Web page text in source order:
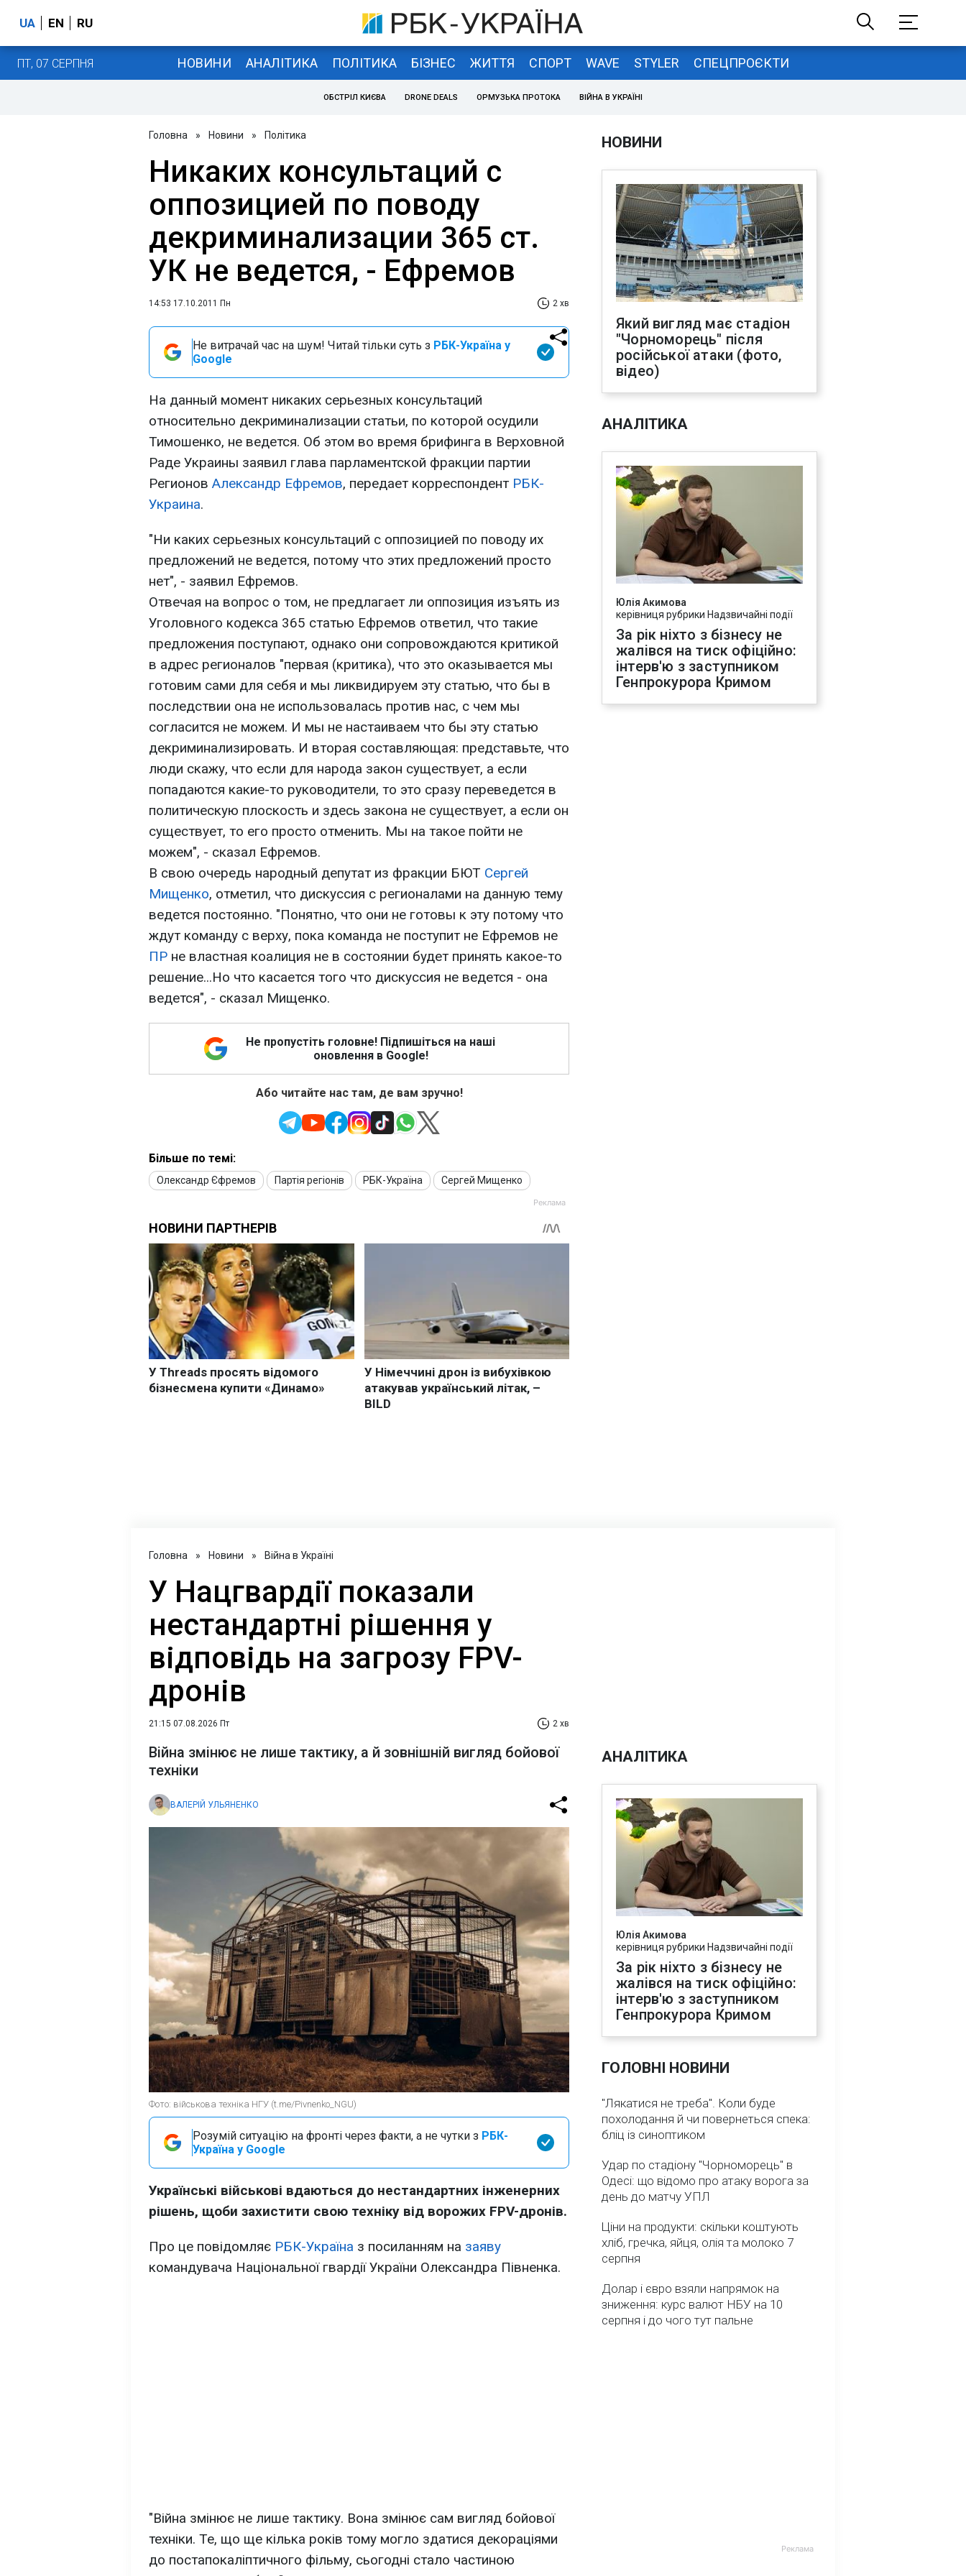
UA EN RU
ПТ, 07 СЕРПНЯ НОВИНИ АНАЛІТИКА ПОЛІТИКА БІЗНЕС ЖИТТЯ СПОРТ WAVE STYLER СПЕЦПРОЄКТИ
ОБСТРІЛ КИЄВА DRONE DEALS ОРМУЗЬКА ПРОТОКА ВІЙНА В УКРАЇНІ
Головна » Новини » Політика
Никаких консультаций с
оппозицией по поводу
декриминализации 365 ст.
УК не ведется, - Ефремов
14:53 17.10.2011 Пн 2 хв
Не витрачай час на шум! Читай тільки суть з РБК-Україна у
Google
На данный момент никаких серьезных консультаций
относительно декриминализации статьи, по которой осудили
Тимошенко, не ведется. Об этом во время брифинга в Верховной
Раде Украины заявил глава парламентской фракции партии
Регионов Александр Ефремов, передает корреспондент РБК-
Украина.
"Ни каких серьезных консультаций с оппозицией по поводу их
предложений не ведется, потому что этих предложений просто
нет", - заявил Ефремов.
Отвечая на вопрос о том, не предлагает ли оппозиция изъять из
Уголовного кодекса 365 статью Ефремов ответил, что такие
предложения поступают, однако они сопровождаются критикой
в адрес регионалов "первая (критика), что это оказывается мы
готовим сами для себя и мы ликвидируем эту статью, что бы в
последствии она не использовалась против нас, с чем мы
согласится не можем. И мы не настаиваем что бы эту статью
декриминализировать. И вторая составляющая: представьте, что
люди скажу, что если для народа закон существует, а если
попадаются какие-то руководители, то это сразу переведется в
политическую плоскость и здесь закона не существует, а если он
существует, то его просто отменить. Мы на такое пойти не
можем", - сказал Ефремов.
В свою очередь народный депутат из фракции БЮТ Сергей
Мищенко, отметил, что дискуссия с регионалами на данную тему
ведется постоянно. "Понятно, что они не готовы к эту потому что
ждут команду с верху, пока команда не поступит не Ефремов не
ПР не властная коалиция не в состоянии будет принять какое-то
решение...Но что касается того что дискуссия не ведется - она
ведется", - сказал Мищенко.
Не пропустіть головне! Підпишіться на наші
оновлення в Google!
Або читайте нас там, де вам зручно!
Більше по темі:
Олександр Єфремов Партія регіонів РБК-Україна Сергей Мищенко
НОВИНИ
Який вигляд має стадіон
"Чорноморець" після
російської атаки (фото,
відео)
АНАЛІТИКА
Юлія Акимова
керівниця рубрики Надзвичайні події
За рік ніхто з бізнесу не
жалівся на тиск офіційно:
інтерв'ю з заступником
Генпрокурора Кримом
Головна » Новини » Війна в Україні
У Нацгвардії показали
нестандартні рішення у
відповідь на загрозу FPV-
дронів
21:15 07.08.2026 Пт 2 хв
Війна змінює не лише тактику, а й зовнішній вигляд бойової
техніки
ВАЛЕРІЙ УЛЬЯНЕНКО
Фото: військова техніка НГУ (t.me/Pivnenko_NGU)
Розумій ситуацію на фронті через факти, а не чутки з РБК-
Україна у Google
Українські військові вдаються до нестандартних інженерних
рішень, щоби захистити свою техніку від ворожих FPV-дронів.
Про це повідомляє РБК-Україна з посиланням на заяву
командувача Національної гвардії України Олександра Півненка.
"Війна змінює не лише тактику. Вона змінює сам вигляд бойової
техніки. Те, що ще кілька років тому могло здатися декораціями
до постапокаліптичного фільму, сьогодні стало частиною
АНАЛІТИКА
Юлія Акимова
керівниця рубрики Надзвичайні події
За рік ніхто з бізнесу не
жалівся на тиск офіційно:
інтерв'ю з заступником
Генпрокурора Кримом
ГОЛОВНІ НОВИНИ
"Лякатися не треба". Коли буде
похолодання й чи повернеться спека:
бліц із синоптиком
Удар по стадіону "Чорноморець" в
Одесі: що відомо про атаку ворога за
день до матчу УПЛ
Ціни на продукти: скільки коштують
хліб, гречка, яйця, олія та молоко 7
серпня
Долар і євро взяли напрямок на
зниження: курс валют НБУ на 10
серпня і до чого тут пальне